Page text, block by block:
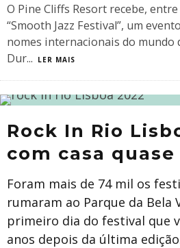
O Pine Cliffs Resort recebe,
“Smooth Jazz Festival”, um
nomes internacionais do mundo
Dur... LER MAIS
Rock In Rio
com casa quase
Foram mais de 74 mil os
rumaram ao Parque da Bela
primeiro dia do festival que
anos depois da última